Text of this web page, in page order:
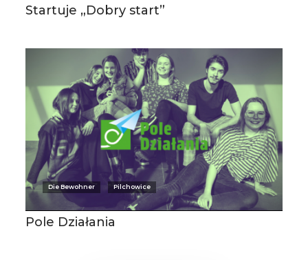
Startuje „Dobry start”
Die Bewohner Pilchowice
Pole Działania